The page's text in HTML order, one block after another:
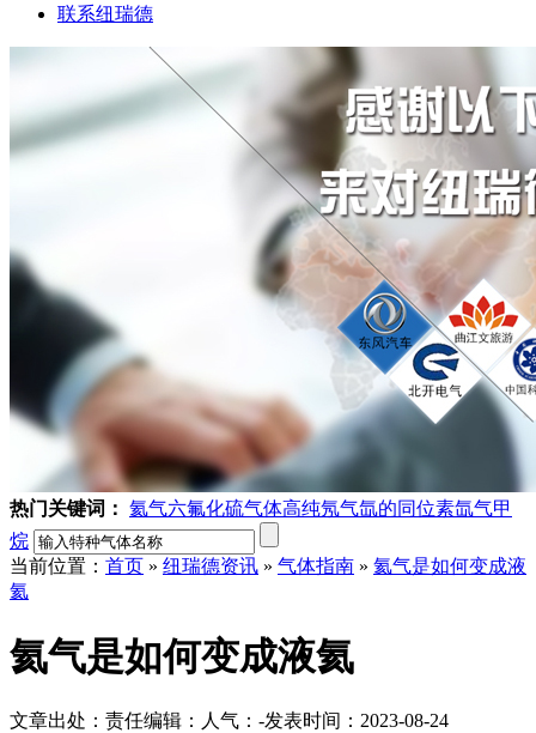
联系纽瑞德
热门关键词： 氦气六氟化硫气体高纯氖气氙的同位素氙气甲
烷
当前位置： 首页 » 纽瑞德资讯 » 气体指南 » 氦气是如何变成液
氦
氦气是如何变成液氦
文章出处： 责任编辑： 人气： -发表时间：2023-08-24